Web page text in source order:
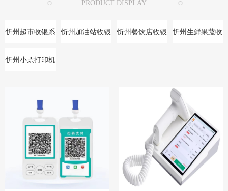
PRODUCT DISPLAY
忻州超市收银系
统
忻州加油站收银 忻州餐饮店收银 忻州生鲜果蔬收
忻州小票打印机